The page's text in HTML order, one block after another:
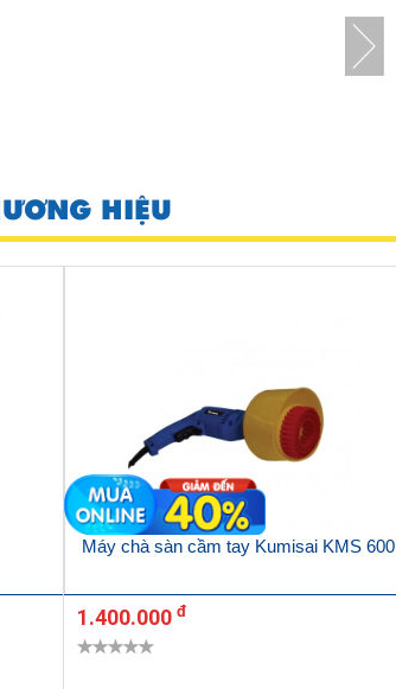
HIỆU
Máy chà sàn cầm tay Kumisai KMS 600
1.400.000 đ